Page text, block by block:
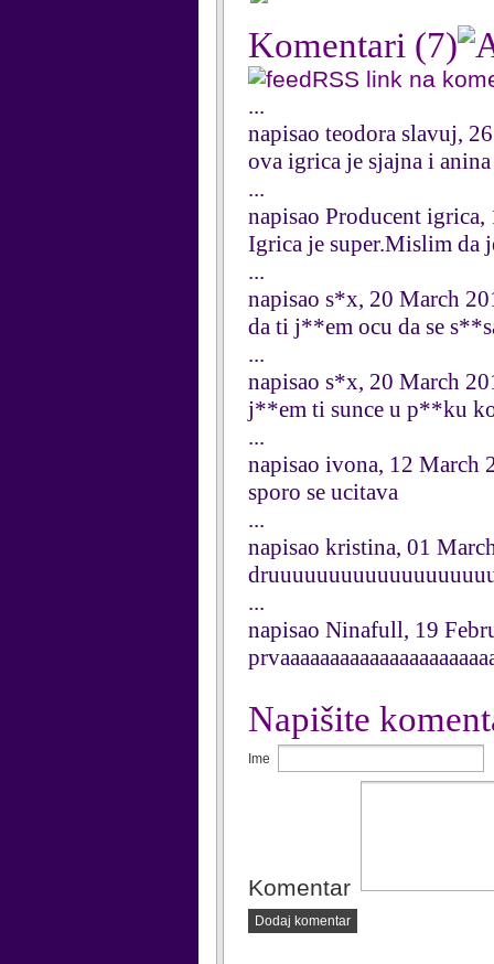
Komentari (7)
RSS link na
...
napisao teodora slavuj,
ova igrica je sjajna i
...
napisao Producent igrica,
Igrica je super.Mislim da
...
napisao s*x, 20 March
da ti j**em ocu da se
...
napisao s*x, 20 March
j**em ti sunce u p**ku
...
napisao ivona, 12 March
sporo se ucitava
...
napisao kristina, 01
...
napisao Ninafull, 19
Napišite
Ime
Komentar
Dodaj komentar